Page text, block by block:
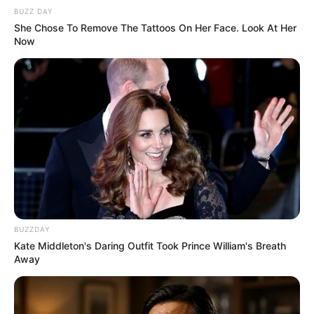
Ada yang untuk acara adat yang berbentuk sajian 1 kg daging
yang tidak dipotong-potong. Ada juga yang untuk konsumsi
sehari-hari, biasanya 1 kg daging dipotong jadi 20 bagian.
Orang Minangkabau yang merantau membuatnya
semakin terkenal di seluruh Indonesia
BUZZ DAY
She Chose To Remove The Tattoos On Her Face. Look At Her
Now
BUZZDAY
Kate Middleton's Daring Outfit Took Prince William's Breath
Away